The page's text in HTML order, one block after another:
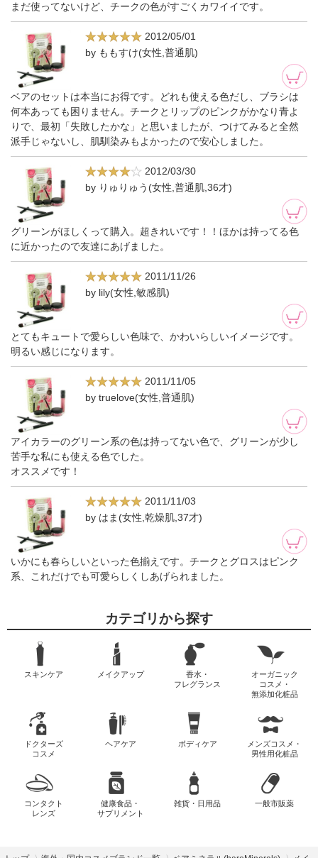
まだ使ってないけど、チークの色がすごくカワイイです。
2012/05/01
by ももすけ(女性,普通肌)
ベアのセットは本当にお得です。どれも使える色だし、ブラシは
何本あっても困りません。チークとリップのピンクがかなり青よ
りで、最初「失敗したかな」と思いましたが、つけてみると全然
派手じゃないし、肌馴染みもよかったので安心しました。
2012/03/30
by りゅりゅう(女性,普通肌,36才)
グリーンがほしくって購入。超きれいです！！ほかは持ってる色
に近かったので友達にあげました。
2011/11/26
by lily(女性,敏感肌)
とてもキュートで愛らしい色味で、かわいらしいイメージです。
明るい感じになります。
2011/11/05
by truelove(女性,普通肌)
アイカラーのグリーン系の色は持ってない色で、グリーンが少し
苦手な私にも使える色でした。
オススメです！
2011/11/03
by はま(女性,乾燥肌,37才)
いかにも春らしいといった色揃えです。チークとグロスはピンク
系、これだけでも可愛らしくしあげられました。
カテゴリから探す
スキンケア メイクアップ
香水・
フレグランス
オーガニック
コスメ・
無添加化粧品
ドクターズ
コスメ
ヘアケア ボディケア
メンズコスメ・
男性用化粧品
コンタクト
レンズ
健康食品・
サプリメント
雑貨・日用品 一般市販薬